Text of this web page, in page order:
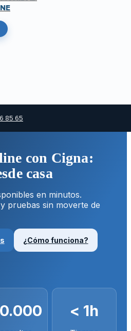
85 65
con Cigna:
casa
en minutos.
pruebas sin moverte de
¿Cómo funciona?
< 1h